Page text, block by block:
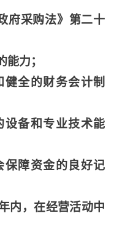
府采购法》第二十
力；
全的财务会计制
设备和专业技术能
保障资金的良好记
内，在经营活动中